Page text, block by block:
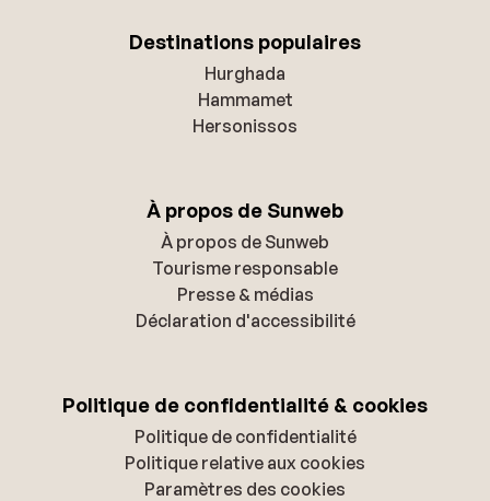
Destinations populaires
Hurghada
Hammamet
Hersonissos
À propos de Sunweb
À propos de Sunweb
Tourisme responsable
Presse & médias
Déclaration d'accessibilité
Politique de confidentialité & cookies
Politique de confidentialité
Politique relative aux cookies
Paramètres des cookies